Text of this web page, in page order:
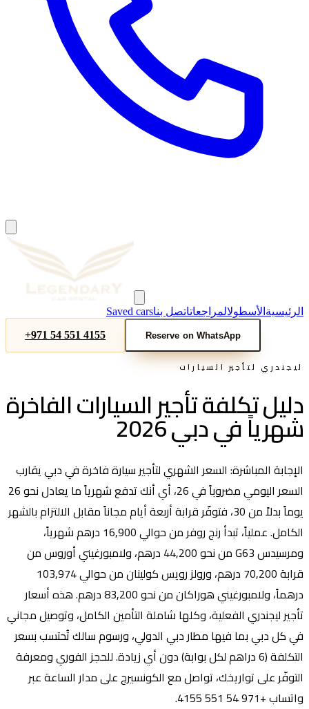
الرئيسية الأسطولالمراجعاتاتصل بناSaved cars
+971 54 551 4155
Reserve on WhatsApp
ليجندري لتأجير السيارات
دليل تكلفة تأجير السيارات الفاخرة
شهرياً في دبي 2026
الإجابة المباشرة: السعر الشهري لتأجير سيارة فاخرة في دبي يقارب
السعر اليومي مضروباً في 26، أي أنك تدفع شهرياً ما يعادل نحو 26
يوماً بدلاً من 30، فتوفّر قرابة أربعة أيام مجاناً مقابل الالتزام بالشهر
الكامل. عملياً، تبدأ رنج روفر من حوالي 16,900 درهم شهرياً،
ومرسيدس G63 من نحو 44,200 درهم، ولامبورغيني أوروس من
قرابة 70,200 درهم، ورولز رويس كولينان من حوالي 103,974
درهماً، ولامبورغيني هوراكان من نحو 83,200 درهم. هذه أسعار
تأجير ليجندري الفعلية، وكلها شاملة التأمين الكامل، وتوصيل مجاني
في كل دبي بما فيها مطار دبي الدولي، ورسوم سالك تُحتسب بسعر
التكلفة (6 دراهم لكل بوابة) دون أي زيادة. للحجز الفوري ومعرفة
التوفّر على تواريخك، تواصل مع الكونسيرج على مدار الساعة عبر
واتساب +971 54 551 4155.